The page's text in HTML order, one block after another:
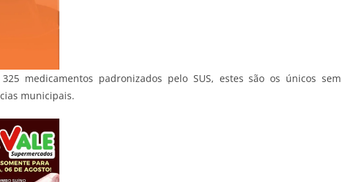
medicamentos padronizados pelo SUS, estes são os únicos sem
municipais.